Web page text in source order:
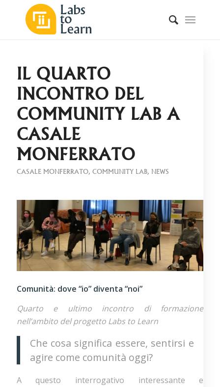
IL QUARTO
INCONTRO DEL
COMMUNITY LAB A
CASALE
MONFERRATO
CASALE MONFERRATO, COMMUNITY LAB, NEWS
Comunità: dove “io” diventa “noi”
Quarto e ultimo incontro di formazione
nell’ambito del progetto Labs to Learn
Che cosa significa essere, sentirsi e
agire come comunità oggi?
A questo interrogativo interessante e